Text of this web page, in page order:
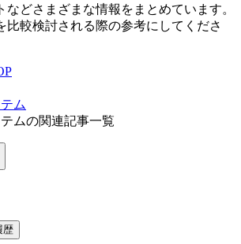
などさまざまな情報をまとめています。
比較検討される際の参考にしてくださ
ム
ムの関連記事一覧
歴